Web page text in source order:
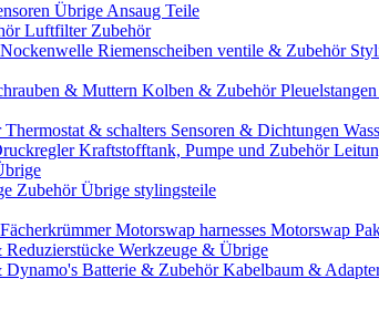
Übrige Ansaug Teile
Luftfilter Zubehör
Nockenwelle Riemenscheiben ventile & Zubehör
& Muttern Kolben & Zubehör
Thermostat & schalters Sensoren & Dichtungen
Kraftstofftank, Pumpe und Zubehör
ZubehörÜbrige stylingsteile
Motorswap harnesses Motorswap
Reduzierstücke Werkzeuge & Übrige
Dynamo's Batterie & ZubehörKabelbaum &